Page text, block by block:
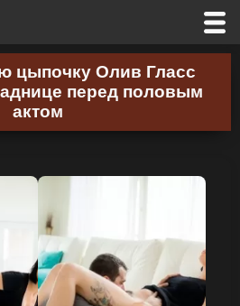
цыпочку Олив Гласс
перед половым
актом